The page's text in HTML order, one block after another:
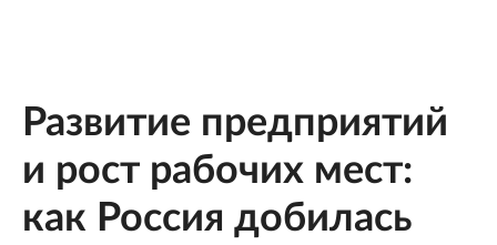
Развитие предприятий
и рост рабочих мест:
как Россия добилась